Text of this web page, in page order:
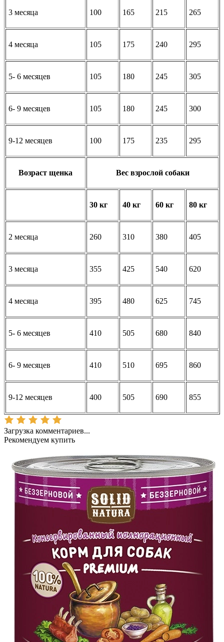
3 месяца 100 165 215 265
4 месяца 105 175 240 295
5- 6 месяцев 105 180 245 305
6- 9 месяцев 105 180 245 300
9-12 месяцев 100 175 235 295
Возраст щенка Вес взрослой собаки
30 кг 40 кг 60 кг 80 кг
2 месяца 260 310 380 405
3 месяца 355 425 540 620
4 месяца 395 480 625 745
5- 6 месяцев 410 505 680 840
6- 9 месяцев 410 510 695 860
9-12 месяцев 400 505 690 855
Загрузка комментариев...
Рекомендуем купить